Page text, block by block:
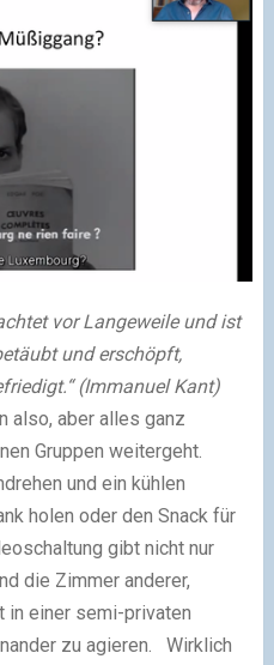
vor Langeweile und ist
und erschöpft,
(Immanuel Kant)
also, aber alles ganz
Gruppen weitergeht.
und ein kühlen
holen oder den Snack für
gibt nicht nur
die Zimmer anderer,
in einer semi-privaten
zu agieren. Wirklich